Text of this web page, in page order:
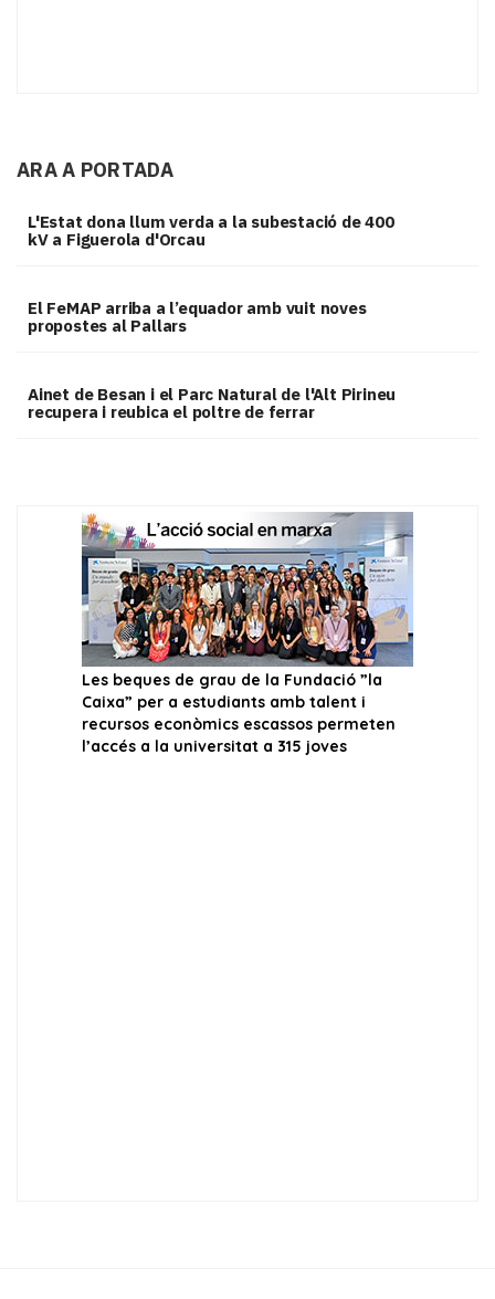
ARA A PORTADA
L'Estat dona llum verda a la subestació de 400
kV a Figuerola d'Orcau
El FeMAP arriba a l’equador amb vuit noves
propostes al Pallars
Ainet de Besan i el Parc Natural de l'Alt Pirineu
recupera i reubica el poltre de ferrar